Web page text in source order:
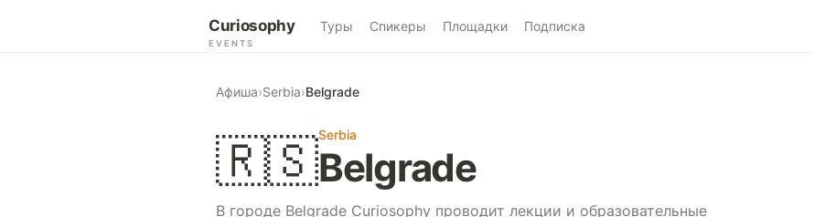
Curiosophy
EVENTS
Туры Спикеры Площадки Подписка
Афиша›Serbia›Belgrade
🇷🇸Serbia
Belgrade
В городе Belgrade Curiosophy проводит лекции и образовательные